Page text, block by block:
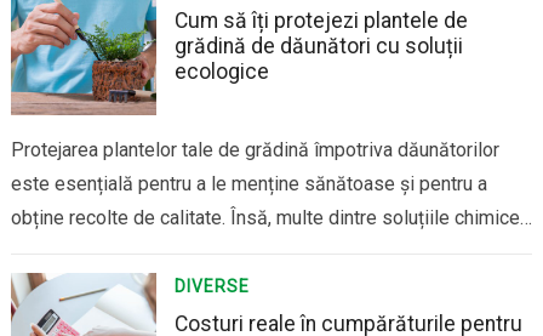
materialelor și decorului, poți…Cum să îți protejezi plantele de
grădină de dăunători cu soluții
ecologice
Protejarea plantelor tale de grădină împotriva dăunătorilor
este esențială pentru a le menține sănătoase și pentru a
obține recolte de calitate. Însă, multe dintre soluțiile chimice
pentru mediul înconjurător, precum și pentru sănătatea ta. Din
fericire, există soluții ecologice și naturale care sunt…
DIVERSE
Costuri reale în cumpărăturile pentru